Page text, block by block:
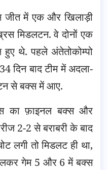
जीत में एक और खिलाड़ी
मिडलटन. वे दोनों एक
थे. पहले अंतेतोकोम्पो
दिन बाद टीम में अदला-
से बक्स में आए.
का फ़ाइनल बक्स और
2-2 से बराबरी के बाद
लगी तो मिडलट ही था,
गेम 5 और 6 में बक्स